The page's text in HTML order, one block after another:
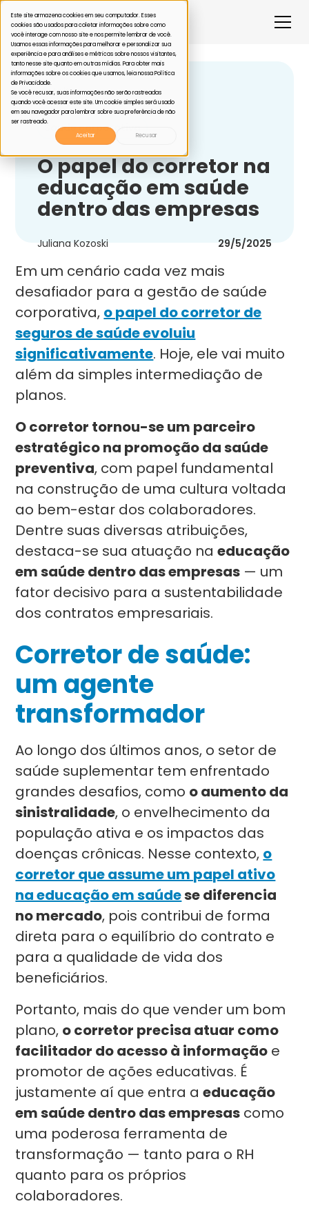
Este site armazena cookies em seu computador. Esses
cookies são usados para coletar informações sobre como
você interage com nosso site e nos permite lembrar de você.
Usamos essas informações para melhorar e personalizar sua
experiência e para análises e métricas sobre nossos visitantes,
tanto nesse site quanto em outras mídias. Para obter mais
informações sobre os cookies que usamos, leia nossa Política
de Privacidade.
Se você recusar, suas informações não serão rastreadas
quando você acessar este site. Um cookie simples será usado
em seu navegador para lembrar sobre sua preferência de não
ser rastreado.
Aceitar
Recusar
Voltar
Saude corporativa
O papel do corretor na
educação em saúde
dentro das empresas
Juliana Kozoski 29/5/2025
Em um cenário cada vez mais
desafiador para a gestão de saúde
corporativa, o papel do corretor de
seguros de saúde evoluiu
significativamente. Hoje, ele vai muito
além da simples intermediação de
planos.
O corretor tornou-se um parceiro
estratégico na promoção da saúde
preventiva, com papel fundamental
na construção de uma cultura voltada
ao bem-estar dos colaboradores.
Dentre suas diversas atribuições,
destaca-se sua atuação naeducação
em saúde dentro das empresas — um
fator decisivo para a sustentabilidade
dos contratos empresariais.
Corretor de saúde:
um agente
transformador
Ao longo dos últimos anos, o setor de
saúde suplementar tem enfrentado
grandes desafios, como o aumento da
sinistralidade, o envelhecimento da
população ativa e os impactos das
doenças crônicas. Nesse contexto, o
corretor que assume um papel ativo
na educação em saúdese diferencia
no mercado, pois contribui de forma
direta para o equilíbrio do contrato e
para a qualidade de vida dos
beneficiários.
Portanto, mais do que vender um bom
plano, o corretor precisa atuar como
facilitador do acesso à informação e
promotor de ações educativas. É
justamente aí que entra aeducação
em saúde dentro das empresas como
uma poderosa ferramenta de
transformação — tanto para o RH
quanto para os próprios
colaboradores.